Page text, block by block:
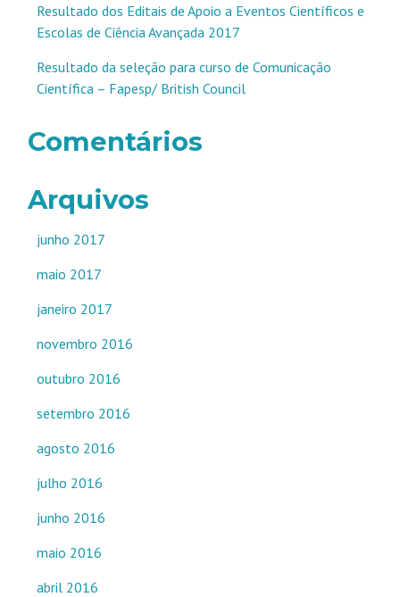
Resultado dos Editais de Apoio a Eventos Científicos e
Escolas de Ciência Avançada 2017
Resultado da seleção para curso de Comunicação
Científica – Fapesp/ British Council
Comentários
Arquivos
junho 2017
maio 2017
janeiro 2017
novembro 2016
outubro 2016
setembro 2016
agosto 2016
julho 2016
junho 2016
maio 2016
abril 2016